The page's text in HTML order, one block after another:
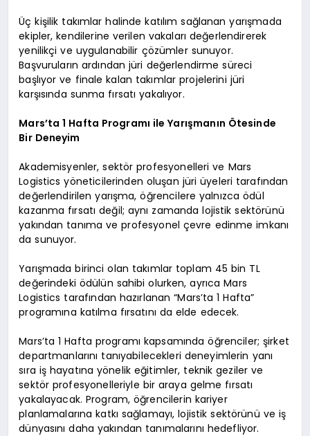
Üç kişilik takımlar halinde katılım sağlanan yarışmada
ekipler, kendilerine verilen vakaları değerlendirerek
yenilikçi ve uygulanabilir çözümler sunuyor.
Başvuruların ardından jüri değerlendirme süreci
başlıyor ve finale kalan takımlar projelerini jüri
karşısında sunma fırsatı yakalıyor.
Mars’ta 1 Hafta Programı ile Yarışmanın Ötesinde
Bir Deneyim
Akademisyenler, sektör profesyonelleri ve Mars
Logistics yöneticilerinden oluşan jüri üyeleri tarafından
değerlendirilen yarışma, öğrencilere yalnızca ödül
kazanma fırsatı değil; aynı zamanda lojistik sektörünü
yakından tanıma ve profesyonel çevre edinme imkanı
da sunuyor.
Yarışmada birinci olan takımlar toplam 45 bin TL
değerindeki ödülün sahibi olurken, ayrıca Mars
Logistics tarafından hazırlanan “Mars’ta 1 Hafta”
programına katılma fırsatını da elde edecek.
Mars’ta 1 Hafta programı kapsamında öğrenciler; şirket
departmanlarını tanıyabilecekleri deneyimlerin yanı
sıra iş hayatına yönelik eğitimler, teknik geziler ve
sektör profesyonelleriyle bir araya gelme fırsatı
yakalayacak. Program, öğrencilerin kariyer
planlamalarına katkı sağlamayı, lojistik sektörünü ve iş
dünyasını daha yakından tanımalarını hedefliyor.